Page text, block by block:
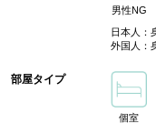
男性NG
日本人：
外国人：
部屋タイプ
個室